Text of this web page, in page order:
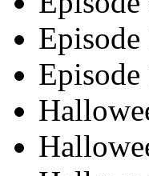
Episode
Episode